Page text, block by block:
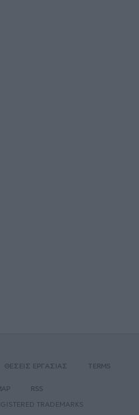
ΘΕΣΕΙΣ ΕΡΓΑΣΙΑΣ TERMS
RSS
TRADEMARKS